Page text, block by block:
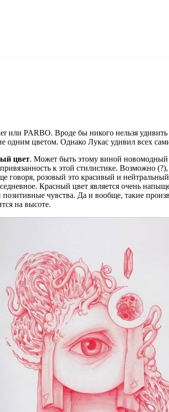
или PARBO. Вроде бы никого нельзя
одним цветом. Однако Лукас удивил всех
цвет. Может быть этому виной новомодный
к этой стилистике. Возможно
розовый это красивый и
Красный цвет является очень
чувства. Да и вообще, такие
на высоте.